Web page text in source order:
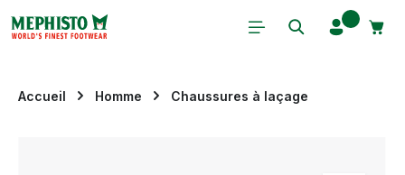
Passer au contenu principal
Accueil Homme Chaussures à laçage